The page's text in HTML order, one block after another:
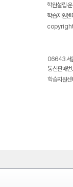
학원설립·
학습지원
06643 서
통신판매
학습지원